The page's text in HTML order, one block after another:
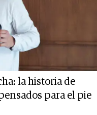
la historia de
para el pie